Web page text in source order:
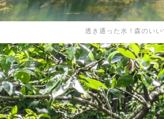
透き通った水！森のいい